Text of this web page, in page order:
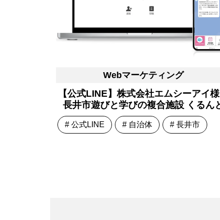
Webマーケティング
【公式LINE】株式会社エムシーアイ
長井市遊びと学びの複合施設 くるん
# 公式LINE # 自治体 # 長井市